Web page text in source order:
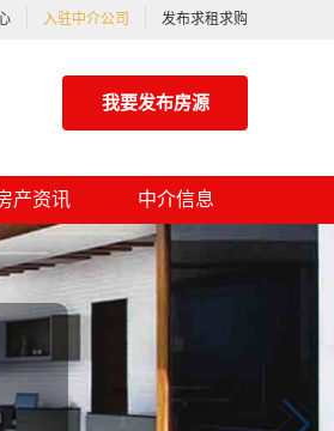
入驻中介公司 发布求租求购
我要发布房源
产资讯 中介信息